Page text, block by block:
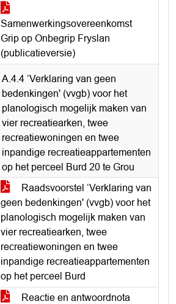
Samenwerkingsovereenkomst
Grip op Onbegrip Fryslan
(publicatieversie)
A.4.4 ‘Verklaring van geen
bedenkingen' (vvgb) voor het
planologisch mogelijk maken van
vier recreatiearken, twee
recreatiewoningen en twee
inpandige recreatieappartementen
op het perceel Burd 20 te Grou
Raadsvoorstel ‘Verklaring van
geen bedenkingen' (vvgb) voor het
planologisch mogelijk maken van
vier recreatiearken, twee
recreatiewoningen en twee
inpandige recreatieappartementen
op het perceel Burd
Reactie en antwoordnota